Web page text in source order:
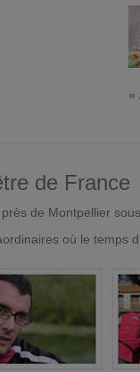
»
de France
de Montpellier
où le temps